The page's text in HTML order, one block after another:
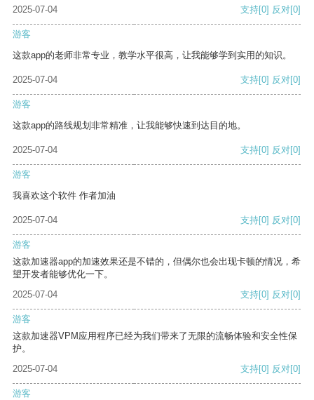
2025-07-04 支持[0] 反对[0]
游客
这款app的老师非常专业，教学水平很高，让我能够学到实用的知识。
2025-07-04 支持[0] 反对[0]
游客
这款app的路线规划非常精准，让我能够快速到达目的地。
2025-07-04 支持[0] 反对[0]
游客
我喜欢这个软件 作者加油
2025-07-04 支持[0] 反对[0]
游客
这款加速器app的加速效果还是不错的，但偶尔也会出现卡顿的情况，希
望开发者能够优化一下。
2025-07-04
支持[0] 反对[0]
游客
这款加速器VPM应用程序已经为我们带来了无限的流畅体验和安全性保
护。
2025-07-04
支持[0] 反对[0]
游客